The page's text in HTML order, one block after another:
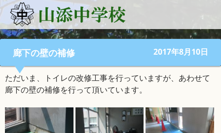
廊下の壁の補修 2017年8月10日
ただいま、トイレの改修工事を行っていますが、あわせて
廊下の壁の補修を行って頂いています。